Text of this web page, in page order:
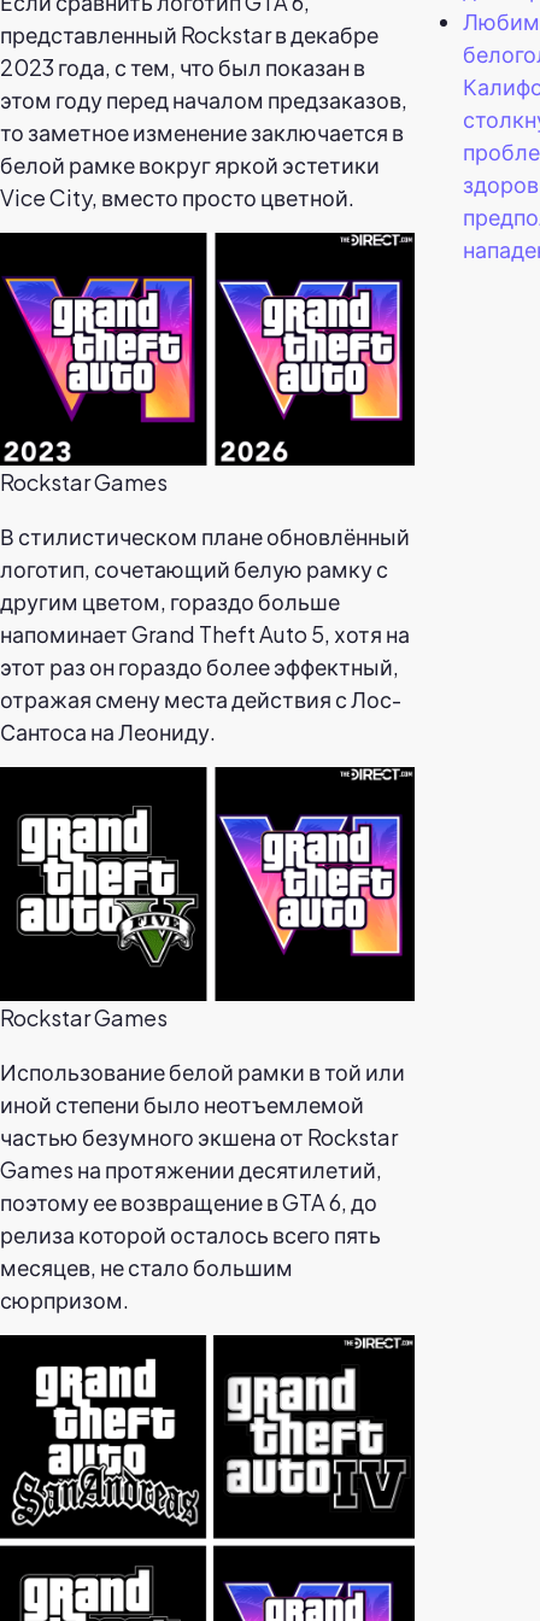
представленный Rockstar в декабре
2023 года, с тем, что был показан в
этом году перед началом предзаказов,
то заметное изменение заключается в
белой рамке вокруг яркой эстетики
Vice City, вместо просто цветной.
Rockstar Games
В стилистическом плане обновлённый
логотип, сочетающий белую рамку с
другим цветом, гораздо больше
напоминает Grand Theft Auto 5, хотя на
этот раз он гораздо более эффектный,
отражая смену места действия с Лос-
Сантоса на Леониду.
Rockstar Games
Использование белой рамки в той или
иной степени было неотъемлемой
частью безумного экшена от Rockstar
Games на протяжении десятилетий,
поэтому ее возвращение в GTA 6, до
релиза которой осталось всего пять
месяцев, не стало большим
сюрпризом.